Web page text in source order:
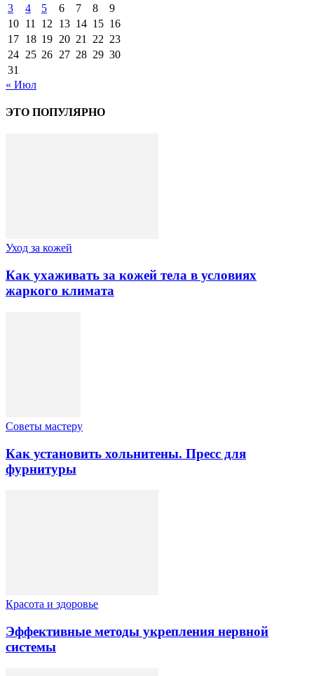
3
4 5 6 7 8
9
10 11 12 13 14 15 16
17 18 19 20 21 22 23
24 25 26 27 28 29 30
31
« Июл
ЭТО ПОПУЛЯРНО
Уход за кожей
Как ухаживать за кожей тела в условиях
жаркого климата
Советы мастеру
Как установить хольнитены. Пресс для
фурнитуры
Красота и здоровье
Эффективные методы укрепления нервной
системы